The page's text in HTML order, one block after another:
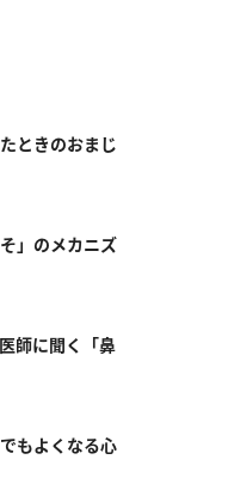
ときのおまじ
」のメカニズ
師に聞く「鼻
もよくなる心